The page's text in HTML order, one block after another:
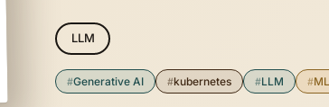
LLM
#Generative AI #kubernetes #LLM #